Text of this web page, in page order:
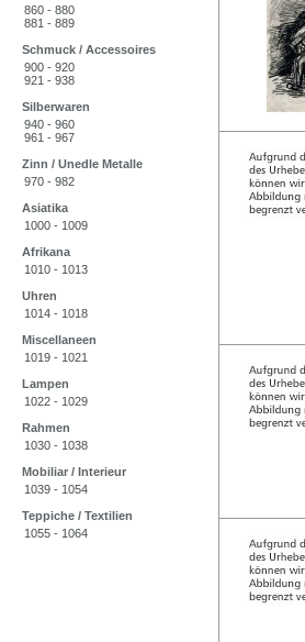
860 - 880
881 - 889
Schmuck / Accessoires
900 - 920
921 - 938
Silberwaren
940 - 960
961 - 967
Zinn / Unedle Metalle
970 - 982
Asiatika
1000 - 1009
Afrikana
1010 - 1013
Uhren
1014 - 1018
Miscellaneen
1019 - 1021
Lampen
1022 - 1029
Rahmen
1030 - 1038
Mobiliar / Interieur
1039 - 1054
Teppiche / Textilien
1055 - 1064